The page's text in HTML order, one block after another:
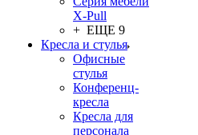
X-Pull
+ ЕЩЕ 9
Кресла и стулья
Офисные
стулья
Конференц-
кресла
Кресла для
персонала